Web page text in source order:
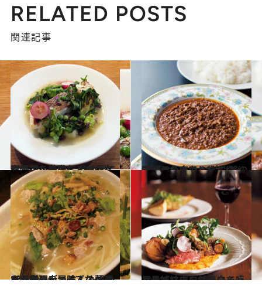
RELATED POSTS
関連記事
2015.4.14
春野菜を美味しくいただけるフレンチで 冬の間に溜まった毒素をデトックス！
グルメ 2015.3.2
スリランカカレーとタイ料理の名店で 21時以降のスパイシーひとりごはん
グルメ
2014.9.24
五反田のディープなベトナム料理大冒険！ もちもち、つるんつるんの麺選びが楽しい
グルメ 2014.5.7
目黒でフランスの今を感じるパリの自然派ワインバー姉妹店
グルメ